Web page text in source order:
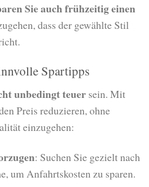
Sie auch frühzeitig einen
dass der gewählte Stil
Spartipps
unbedingt teuer sein. Mit
Preis reduzieren, ohne
einzugehen:
: Suchen Sie gezielt nach
um Anfahrtskosten zu sparen.